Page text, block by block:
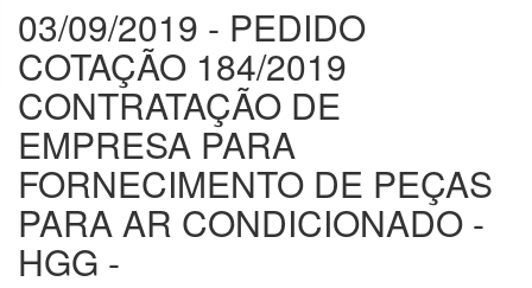
03/09/2019 - PEDIDO
COTAÇÃO 184/2019
CONTRATAÇÃO DE
EMPRESA PARA
FORNECIMENTO DE PEÇAS
PARA AR CONDICIONADO -
HGG -